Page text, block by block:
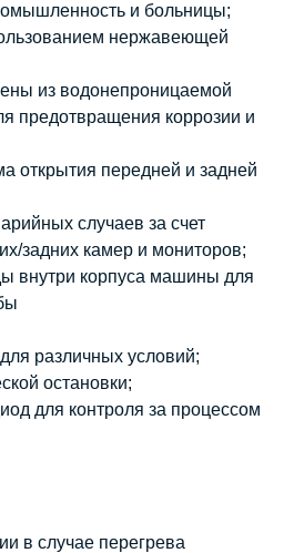
и больницы;
нержавеющей
из водонепроницаемой
предотвращения коррозии и
открытия передней и задней
случаев за счет
задних камер и мониторов;
внутри корпуса машины для
различных условий;
остановки;
для контроля за процессом
в случае перегрева